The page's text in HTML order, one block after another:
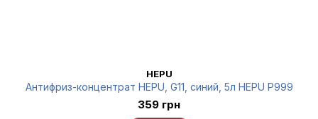
HEPU
Антифриз-концентрат HEPU, G11, синий, 5л HEPU P999
359 грн